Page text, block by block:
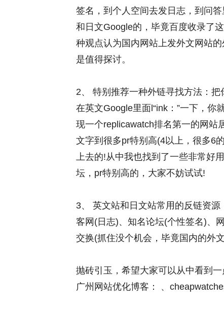
签名，到个人空间去发日志，到问
和日文Google的，毕竟百度收录了
种观点认为国内网站上发外文网站
是值得探讨。
2、 特别推荐一种外链寻找方法：
在英文Google里面l“ink：”一下，你
现一个replicawatch排名第一的网站
文字到很多pr特别高(4以上，很多6
上去的!从中我也找到了一些非常好
坛，pr特别高的，大家不妨试试!
3、 英文站和日文站常用的反链资
客网(日志)、知名论坛(个性签名)、
交换(抓住没个机会，毕竟国内的外
抛砖引玉，希望大家可以从中看到
广州网站优化博客： 、